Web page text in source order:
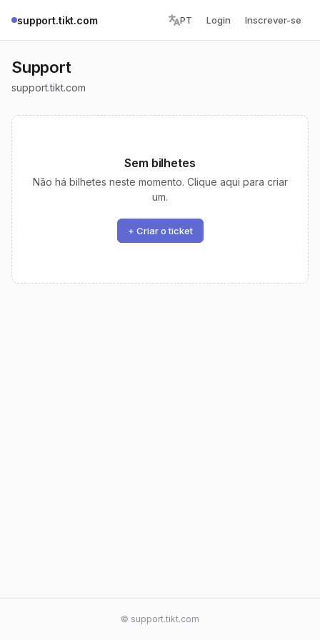
support.tikt.com PT Login Inscrever-se
Support
support.tikt.com
Sem bilhetes
Não há bilhetes neste momento. Clique aqui para criar
um.
+ Criar o ticket
© support.tikt.com